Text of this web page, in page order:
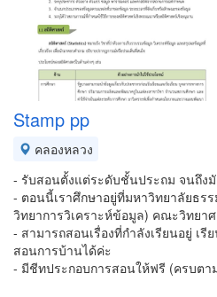
Stamp pp
คลองหลวง
- รับสอนตั้งแต่ระดับชั้นประถม จนถึง
- ตอนนี้เราศึกษาอยู่ที่มหาวิทยาลัยธร
วิทยาการวิเคราะห์ข้อมูล) คณะวิทยา
- สามารถสอนเรื่องที่กำลังเรียนอยู่ เ
สอนการบ้านได้ค่ะ
- มีชีทประกอบการสอนให้ฟรี (ครบตา